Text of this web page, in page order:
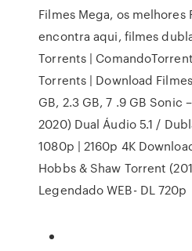
Filmes Mega, os melhores
encontra aqui, filmes
Torrents |
Torrents | Download
GB, 2.3 GB, 7 .9 GB Sonic
2020) Dual Áudio 5.1 /
1080p | 2160p 4K
Hobbs & Shaw Torrent
Legendado WEB- DL 720p